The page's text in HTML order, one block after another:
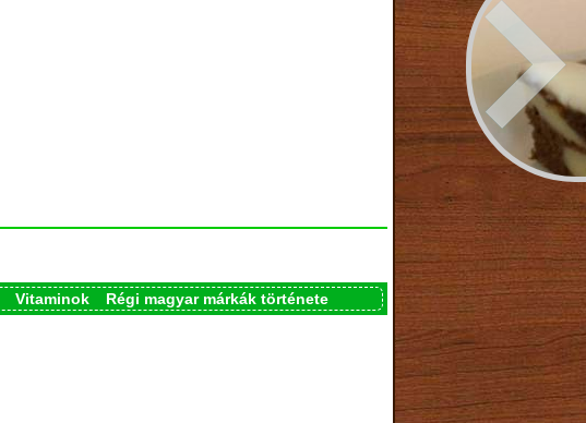
Vitaminok
Régi magyar márkák története